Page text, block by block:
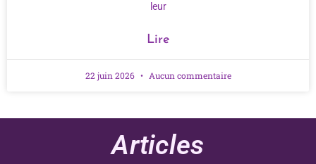
leur
Lire
22 juin 2026 Aucun commentaire
Articles